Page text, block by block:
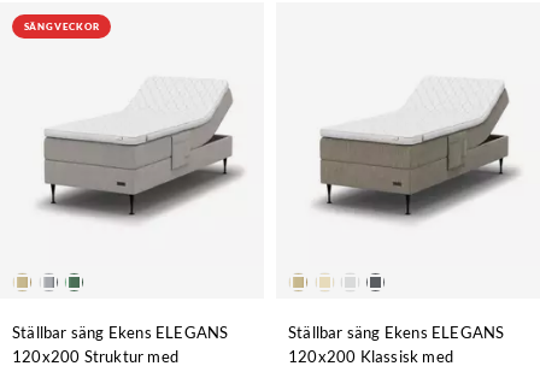
SÄNGVECKOR
Ställbar säng Ekens ELEGANS
120x200 Struktur med
Ställbar säng Ekens ELEGANS
120x200 Klassisk med